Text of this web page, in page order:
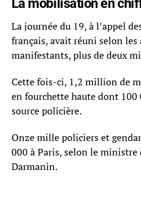
La journée du 19, à l’appel
français, avait réuni selon
manifestants, plus de deux
Cette fois-ci, 1,2 million de
en fourchette haute dont 100
source policière.
Onze mille policiers et
000 à Paris, selon le ministre
Darmanin.